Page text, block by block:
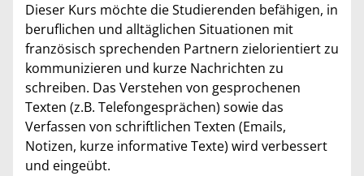
Dieser Kurs möchte die Studierenden befähigen, in
beruflichen und alltäglichen Situationen mit
französisch sprechenden Partnern zielorientiert zu
kommunizieren und kurze Nachrichten zu
schreiben. Das Verstehen von gesprochenen
Texten (z.B. Telefongesprächen) sowie das
Verfassen von schriftlichen Texten (Emails,
Notizen, kurze informative Texte) wird verbessert
und eingeübt.